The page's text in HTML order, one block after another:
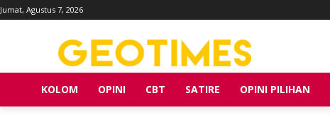
Jumat, Agustus 7, 2026
KOLOM OPINI CBT SATIRE OPINI PILIHAN